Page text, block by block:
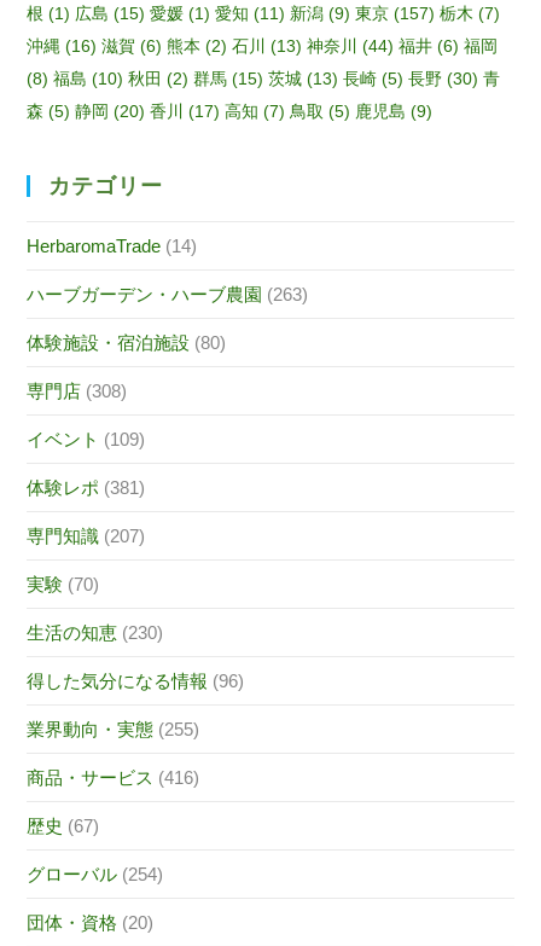
根 (1) 広島 (15) 愛媛 (1) 愛知 (11) 新潟 (9) 東京 (157) 栃木 (7)
沖縄 (16) 滋賀 (6) 熊本 (2) 石川 (13) 神奈川 (44) 福井 (6) 福岡
(8) 福島 (10) 秋田 (2) 群馬 (15) 茨城 (13) 長崎 (5) 長野 (30) 青
森 (5) 静岡 (20) 香川 (17) 高知 (7) 鳥取 (5) 鹿児島 (9)
カテゴリー
HerbaromaTrade (14)
ハーブガーデン・ハーブ農園 (263)
体験施設・宿泊施設 (80)
専門店 (308)
イベント (109)
体験レポ (381)
専門知識 (207)
実験 (70)
生活の知恵 (230)
得した気分になる情報 (96)
業界動向・実態 (255)
商品・サービス (416)
歴史 (67)
グローバル (254)
団体・資格 (20)